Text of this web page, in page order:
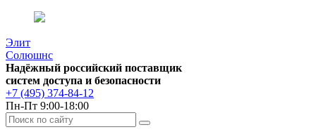
Элит
Солюшнс
Надёжный российский поставщик
систем доступа и безопасности
+7 (495) 374-84-12
Пн-Пт 9:00-18:00